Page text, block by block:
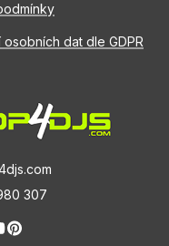
307
dat dle GDPR